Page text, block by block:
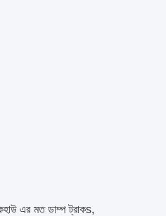
হাউ এর মতডাম্প ট্রাকs,